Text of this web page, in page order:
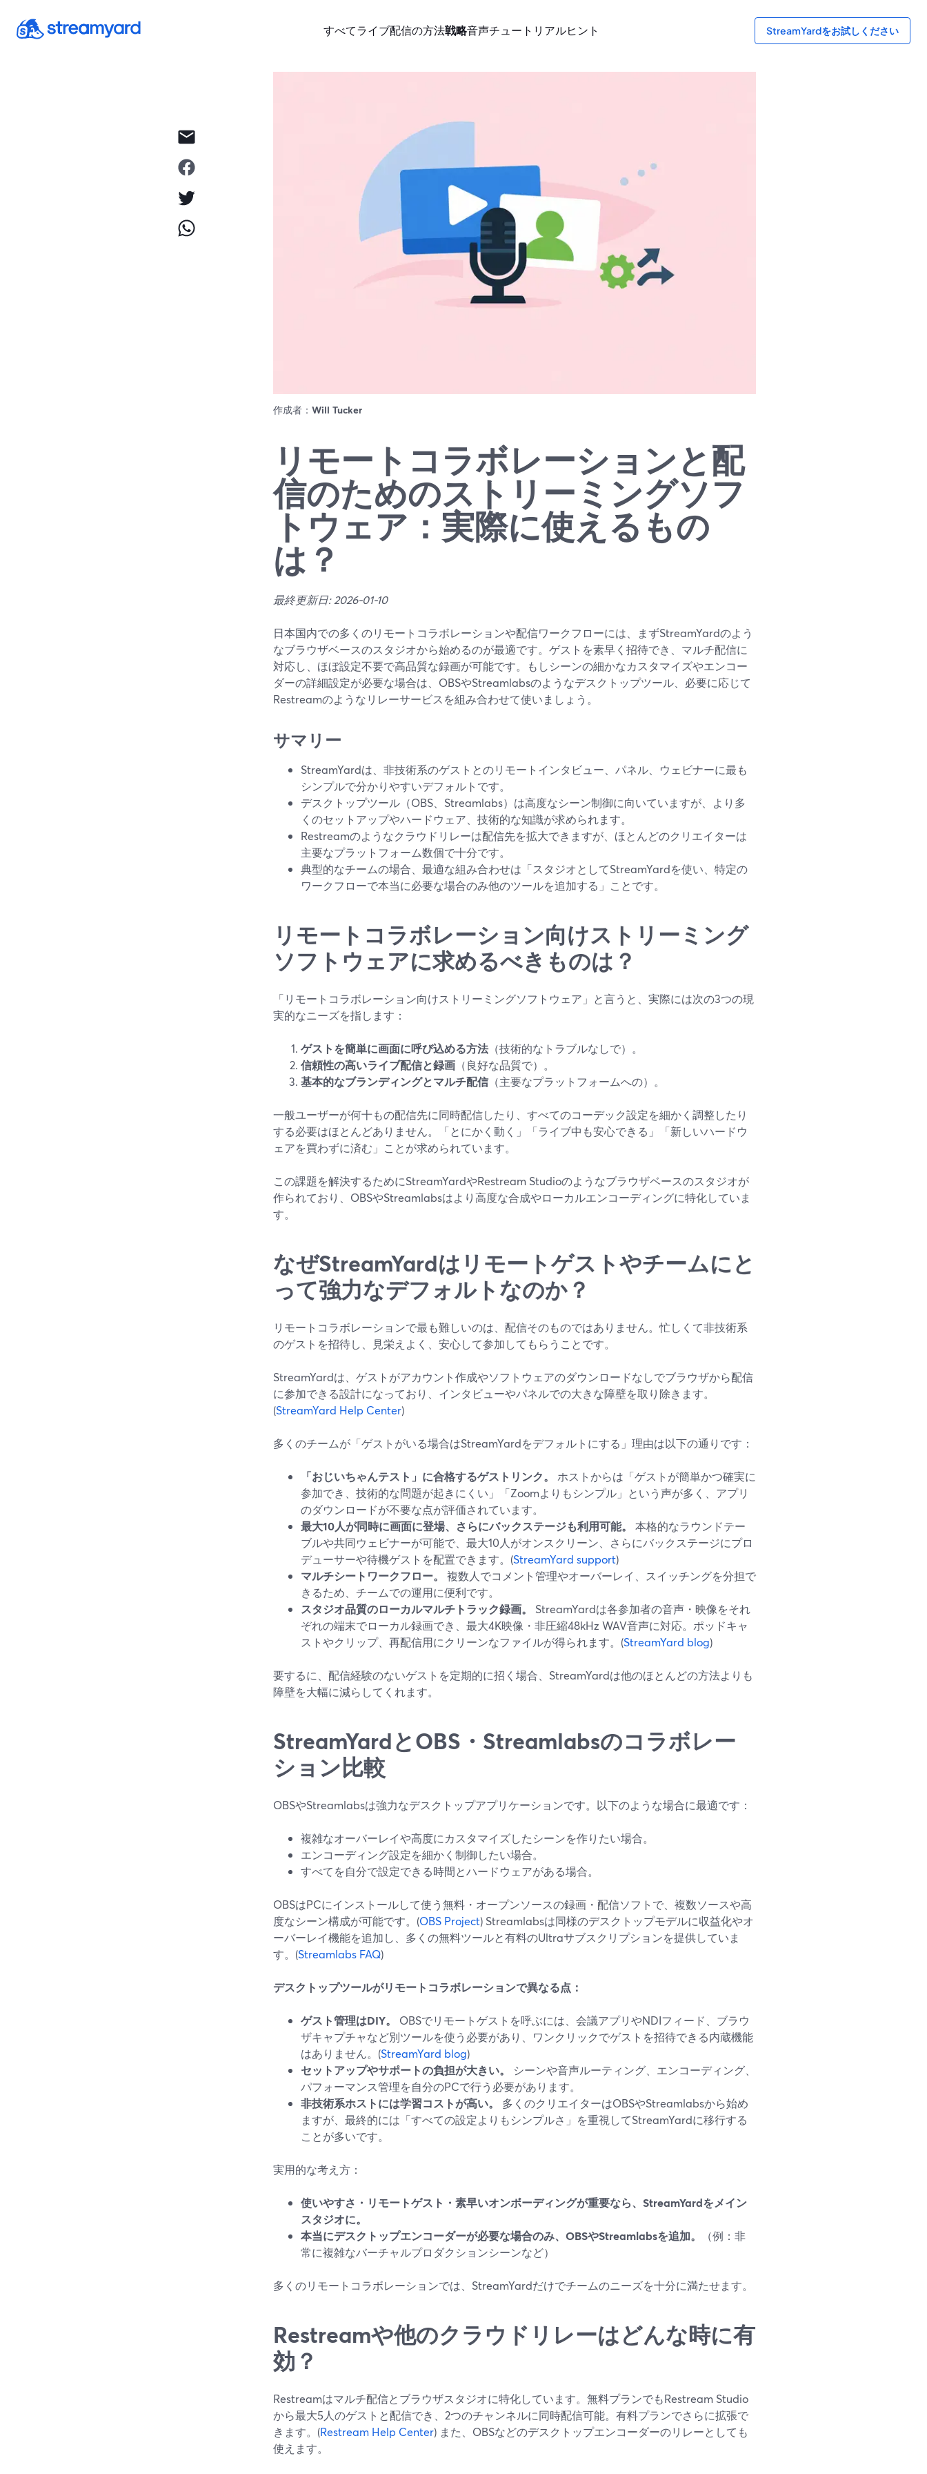
すべてライブ配信の方法戦略音声チュートリアルヒント StreamYardをお試しください
作成者： Will Tucker
リモートコラボレーションと配
信のためのストリーミングソフ
トウェア：実際に使えるもの
は？
最終更新日: 2026-01-10
日本国内での多くのリモートコラボレーションや配信ワークフローには、まずStreamYardのよう
なブラウザベースのスタジオから始めるのが最適です。ゲストを素早く招待でき、マルチ配信に
対応し、ほぼ設定不要で高品質な録画が可能です。もしシーンの細かなカスタマイズやエンコー
ダーの詳細設定が必要な場合は、OBSやStreamlabsのようなデスクトップツール、必要に応じて
Restreamのようなリレーサービスを組み合わせて使いましょう。
サマリー
StreamYardは、非技術系のゲストとのリモートインタビュー、パネル、ウェビナーに最も
シンプルで分かりやすいデフォルトです。
デスクトップツール（OBS、Streamlabs）は高度なシーン制御に向いていますが、より多
くのセットアップやハードウェア、技術的な知識が求められます。
Restreamのようなクラウドリレーは配信先を拡大できますが、ほとんどのクリエイターは
主要なプラットフォーム数個で十分です。
典型的なチームの場合、最適な組み合わせは「スタジオとしてStreamYardを使い、特定の
ワークフローで本当に必要な場合のみ他のツールを追加する」ことです。
リモートコラボレーション向けストリーミング
ソフトウェアに求めるべきものは？
「リモートコラボレーション向けストリーミングソフトウェア」と言うと、実際には次の3つの現
実的なニーズを指します：
ゲストを簡単に画面に呼び込める方法 （技術的なトラブルなしで）。
信頼性の高いライブ配信と録画 （良好な品質で）。
基本的なブランディングとマルチ配信 （主要なプラットフォームへの）。
一般ユーザーが何十もの配信先に同時配信したり、すべてのコーデック設定を細かく調整したり
する必要はほとんどありません。「とにかく動く」「ライブ中も安心できる」「新しいハードウ
ェアを買わずに済む」ことが求められています。
この課題を解決するためにStreamYardやRestream Studioのようなブラウザベースのスタジオが
作られており、OBSやStreamlabsはより高度な合成やローカルエンコーディングに特化していま
す。
なぜStreamYardはリモートゲストやチームにと
って強力なデフォルトなのか？
リモートコラボレーションで最も難しいのは、配信そのものではありません。忙しくて非技術系
のゲストを招待し、見栄えよく、安心して参加してもらうことです。
StreamYardは、ゲストがアカウント作成やソフトウェアのダウンロードなしでブラウザから配信
に参加できる設計になっており、インタビューやパネルでの大きな障壁を取り除きます。
(StreamYard Help Center)
多くのチームが「ゲストがいる場合はStreamYardをデフォルトにする」理由は以下の通りです：
「おじいちゃんテスト」に合格するゲストリンク。
ホストからは「ゲストが簡単かつ確実に
参加でき、技術的な問題が起きにくい」「Zoomよりもシンプル」という声が多く、アプリ
のダウンロードが不要な点が評価されています。
最大10人が同時に画面に登場、さらにバックステージも利用可能。
本格的なラウンドテー
ブルや共同ウェビナーが可能で、最大10人がオンスクリーン、さらにバックステージにプロ
デューサーや待機ゲストを配置できます。(StreamYard support)
マルチシートワークフロー。
複数人でコメント管理やオーバーレイ、スイッチングを分担で
きるため、チームでの運用に便利です。
スタジオ品質のローカルマルチトラック録画。
StreamYardは各参加者の音声・映像をそれ
ぞれの端末でローカル録画でき、最大4K映像・非圧縮48kHz WAV音声に対応。ポッドキャ
ストやクリップ、再配信用にクリーンなファイルが得られます。(StreamYard blog)
要するに、配信経験のないゲストを定期的に招く場合、StreamYardは他のほとんどの方法よりも
障壁を大幅に減らしてくれます。
StreamYardとOBS・Streamlabsのコラボレー
ション比較
OBSやStreamlabsは強力なデスクトップアプリケーションです。以下のような場合に最適です：
複雑なオーバーレイや高度にカスタマイズしたシーンを作りたい場合。
エンコーディング設定を細かく制御したい場合。
すべてを自分で設定できる時間とハードウェアがある場合。
OBSはPCにインストールして使う無料・オープンソースの録画・配信ソフトで、複数ソースや高
度なシーン構成が可能です。(OBS Project) Streamlabsは同様のデスクトップモデルに収益化やオ
ーバーレイ機能を追加し、多くの無料ツールと有料のUltraサブスクリプションを提供していま
す。(Streamlabs FAQ)
デスクトップツールがリモートコラボレーションで異なる点：
ゲスト管理はDIY。
OBSでリモートゲストを呼ぶには、会議アプリやNDIフィード、ブラウ
ザキャプチャなど別ツールを使う必要があり、ワンクリックでゲストを招待できる内蔵機能
はありません。(StreamYard blog)
セットアップやサポートの負担が大きい。
シーンや音声ルーティング、エンコーディング、
パフォーマンス管理を自分のPCで行う必要があります。
非技術系ホストには学習コストが高い。
多くのクリエイターはOBSやStreamlabsから始め
ますが、最終的には「すべての設定よりもシンプルさ」を重視してStreamYardに移行する
ことが多いです。
実用的な考え方：
使いやすさ・リモートゲスト・素早いオンボーディングが重要なら、StreamYardをメイン
スタジオに。
本当にデスクトップエンコーダーが必要な場合のみ、OBSやStreamlabsを追加。
（例：非
常に複雑なバーチャルプロダクションシーンなど）
多くのリモートコラボレーションでは、StreamYardだけでチームのニーズを十分に満たせます。
Restreamや他のクラウドリレーはどんな時に有
効？
Restreamはマルチ配信とブラウザスタジオに特化しています。無料プランでもRestream Studio
から最大5人のゲストと配信でき、2つのチャンネルに同時配信可能。有料プランでさらに拡張で
きます。(Restream Help Center) また、OBSなどのデスクトップエンコーダーのリレーとしても
使えます。